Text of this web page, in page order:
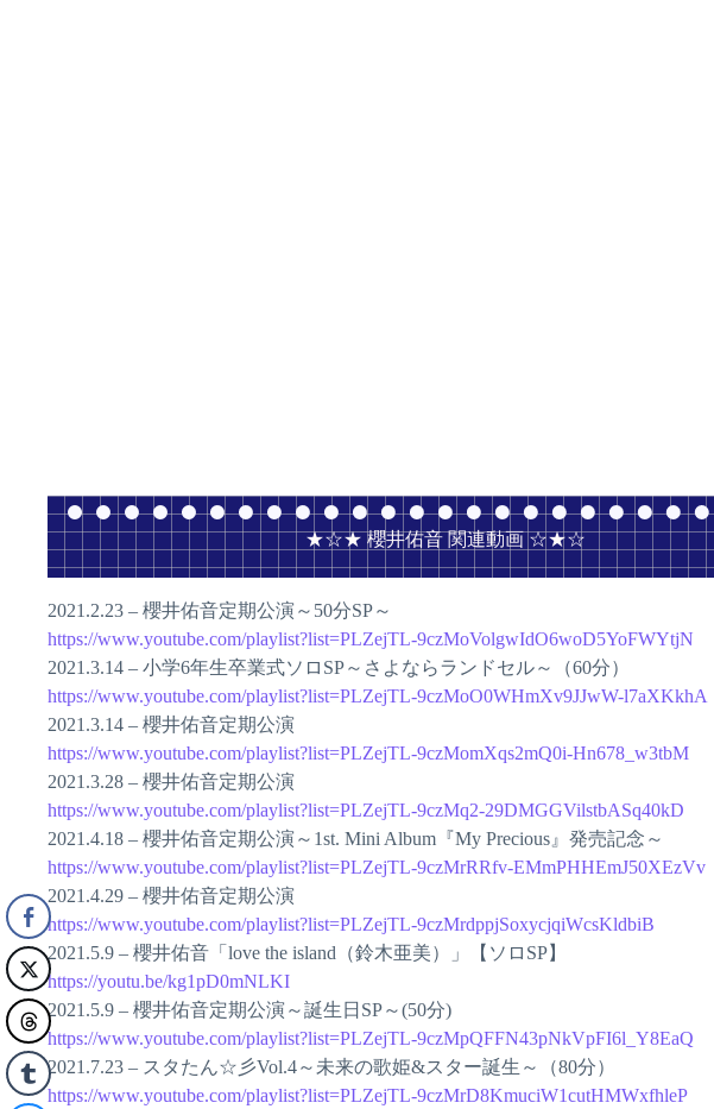
★☆★ 櫻井佑音 関連動画 ☆★☆
2021.2.23 – 櫻井佑音定期公演～50分SP～
https://www.youtube.com/playlist?list=PLZejTL-9czMoVolgwIdO6woD5YoFWYtjN
2021.3.14 – 小学6年生卒業式ソロSP～さよならランドセル～（60分）
https://www.youtube.com/playlist?list=PLZejTL-9czMoO0WHmXv9JJwW-l7aXKkhA
2021.3.14 – 櫻井佑音定期公演
https://www.youtube.com/playlist?list=PLZejTL-9czMomXqs2mQ0i-Hn678_w3tbM
2021.3.28 – 櫻井佑音定期公演
https://www.youtube.com/playlist?list=PLZejTL-9czMq2-29DMGGVilstbASq40kD
2021.4.18 – 櫻井佑音定期公演～1st. Mini Album『My Precious』発売記念～
https://www.youtube.com/playlist?list=PLZejTL-9czMrRRfv-EMmPHHEmJ50XEzVv
2021.4.29 – 櫻井佑音定期公演
https://www.youtube.com/playlist?list=PLZejTL-9czMrdppjSoxycjqiWcsKldbiB
2021.5.9 – 櫻井佑音「love the island（鈴木亜美）」【ソロSP】
https://youtu.be/kg1pD0mNLKI
2021.5.9 – 櫻井佑音定期公演～誕生日SP～(50分)
https://www.youtube.com/playlist?list=PLZejTL-9czMpQFFN43pNkVpFI6l_Y8EaQ
2021.7.23 – スタたん☆彡Vol.4～未来の歌姫&スター誕生～（80分）
https://www.youtube.com/playlist?list=PLZejTL-9czMrD8KmuciW1cutHMWxfhleP